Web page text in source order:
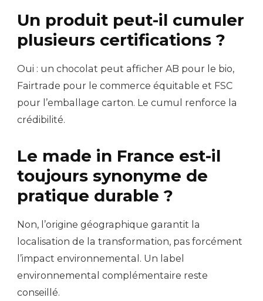
Un produit peut-il cumuler
plusieurs certifications ?
Oui : un chocolat peut afficher AB pour le bio,
Fairtrade pour le commerce équitable et FSC
pour l’emballage carton. Le cumul renforce la
crédibilité.
Le made in France est-il
toujours synonyme de
pratique durable ?
Non, l’origine géographique garantit la
localisation de la transformation, pas forcément
l’impact environnemental. Un label
environnemental complémentaire reste
conseillé.